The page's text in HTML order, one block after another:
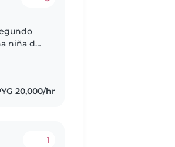
niña de
20,000/hr
1